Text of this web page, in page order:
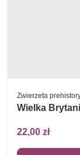
Zwierzeta
Wielka
22,00 zł